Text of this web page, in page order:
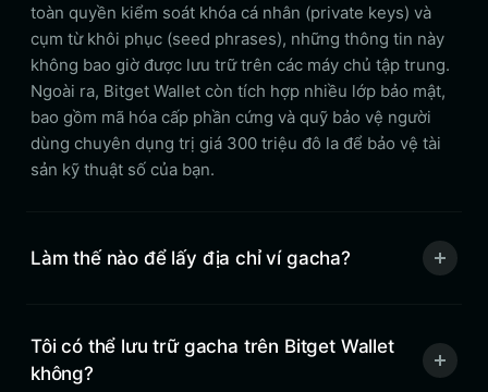
toàn quyền kiểm soát khóa cá nhân (private keys) và
cụm từ khôi phục (seed phrases), những thông tin này
không bao giờ được lưu trữ trên các máy chủ tập trung.
Ngoài ra, Bitget Wallet còn tích hợp nhiều lớp bảo mật,
bao gồm mã hóa cấp phần cứng và quỹ bảo vệ người
dùng chuyên dụng trị giá 300 triệu đô la để bảo vệ tài
sản kỹ thuật số của bạn.
Làm thế nào để lấy địa chỉ ví gacha?
Tôi có thể lưu trữ gacha trên Bitget Wallet
không?